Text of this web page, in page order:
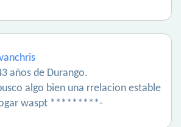
años de Durango.
algo bien una rrelacion estable
waspt *********-